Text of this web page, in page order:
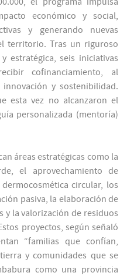
económico y social,
y generando nuevas
territorio. Tras un riguroso
estratégica, seis iniciativas
cofinanciamiento, al
y sostenibilidad.
esta vez no alcanzaron el
personalizada (mentoría)
áreas estratégicas como la
el aprovechamiento de
circular, los
pasiva, la elaboración de
y la valorización de residuos
proyectos, según señaló
“familias que confían,
y comunidades que se
como una provincia